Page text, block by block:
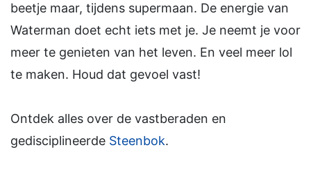
beetje maar, tijdens supermaan. De energie van
Waterman doet echt iets met je. Je neemt je voor
meer te genieten van het leven. En veel meer lol
te maken. Houd dat gevoel vast!
Ontdek alles over de vastberaden en
gedisciplineerde Steenbok.